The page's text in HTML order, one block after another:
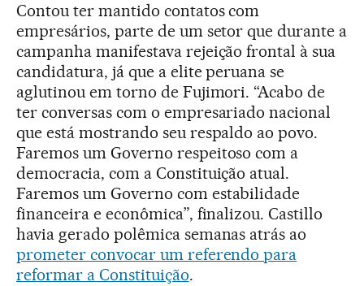
Contou ter mantido contatos com
empresários, parte de um setor que durante a
campanha manifestava rejeição frontal à sua
candidatura, já que a elite peruana se
aglutinou em torno de Fujimori. “Acabo de
ter conversas com o empresariado nacional
que está mostrando seu respaldo ao povo.
Faremos um Governo respeitoso com a
democracia, com a Constituição atual.
Faremos um Governo com estabilidade
financeira e econômica”, finalizou. Castillo
havia gerado polêmica semanas atrás ao
prometer convocar um referendo para
reformar a Constituição.